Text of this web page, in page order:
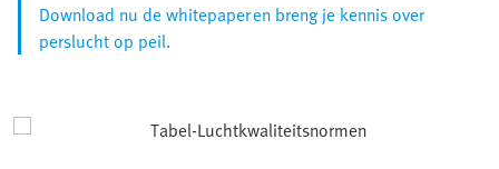
Download nu de whitepaper en breng je kennis over
perslucht op peil.